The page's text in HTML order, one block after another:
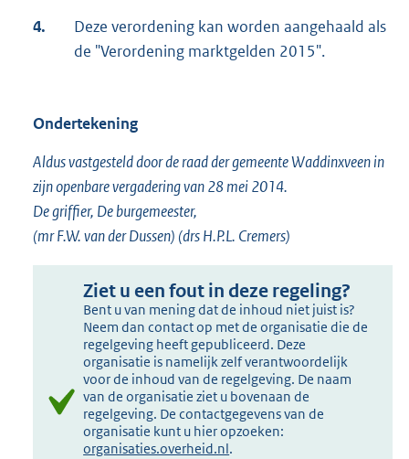
4.
Deze verordening kan worden aangehaald als
de "Verordening marktgelden 2015".
Ondertekening
Aldus vastgesteld door de raad der gemeente Waddinxveen in
zijn openbare vergadering van 28 mei 2014.
De griffier, De burgemeester,
(mr F.W. van der Dussen) (drs H.P.L. Cremers)
Ziet u een fout in deze regeling?
Bent u van mening dat de inhoud niet juist is?
Neem dan contact op met de organisatie die de
regelgeving heeft gepubliceerd. Deze
organisatie is namelijk zelf verantwoordelijk
voor de inhoud van de regelgeving. De naam
van de organisatie ziet u bovenaan de
regelgeving. De contactgegevens van de
organisatie kunt u hier opzoeken:
organisaties.overheid.nl.